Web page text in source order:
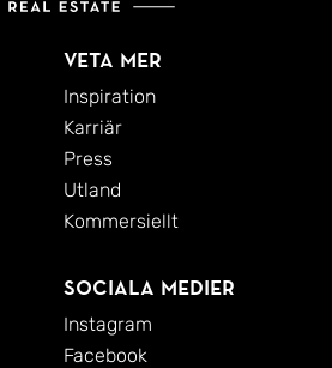
Veta mer
Inspiration
Karriär
Press
Utland
Kommersiellt
Sociala medier
Instagram
Facebook